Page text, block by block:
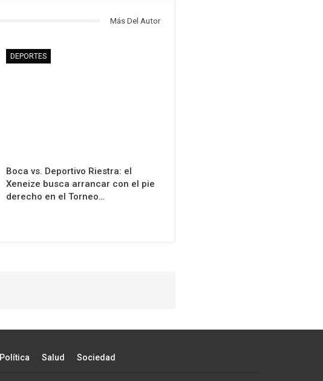
Más Del Autor
DEPORTES
Boca vs. Deportivo Riestra: el
Xeneize busca arrancar con el pie
derecho en el Torneo…
Política Salud Sociedad